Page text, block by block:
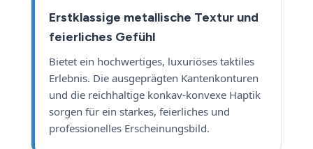
Erstklassige metallische Textur und
feierliches Gefühl
Bietet ein hochwertiges, luxuriöses taktiles
Erlebnis. Die ausgeprägten Kantenkonturen
und die reichhaltige konkav-konvexe Haptik
sorgen für ein starkes, feierliches und
professionelles Erscheinungsbild.